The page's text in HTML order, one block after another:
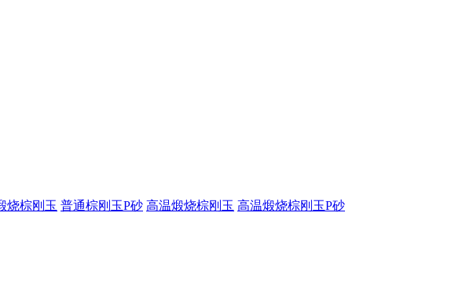
烧棕刚玉 普通棕刚玉P砂 高温煅烧棕刚玉 高温煅烧棕刚玉P砂